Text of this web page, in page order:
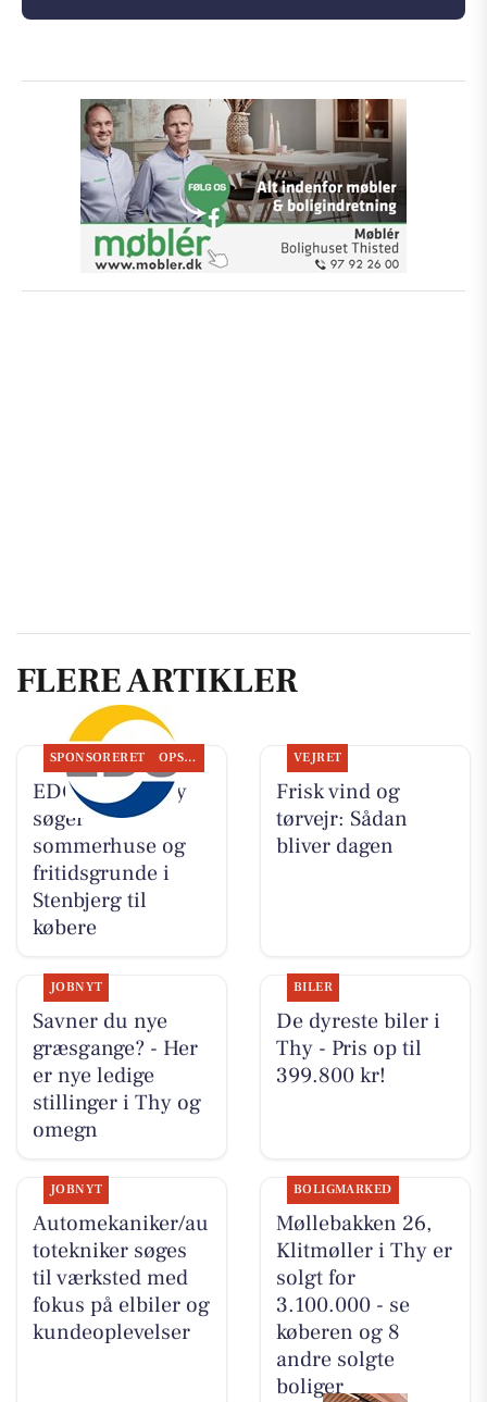
FLERE ARTIKLER
SPONSORERET OPSLAGSTAVLEN
EDC Hurup Thy
søger
sommerhuse og
fritidsgrunde i
Stenbjerg til
købere
VEJRET
Frisk vind og
tørvejr: Sådan
bliver dagen
JOBNYT
Savner du nye
græsgange? - Her
er nye ledige
stillinger i Thy og
omegn
BILER
De dyreste biler i
Thy - Pris op til
399.800 kr!
JOBNYT
Automekaniker/au
totekniker søges
til værksted med
fokus på elbiler og
kundeoplevelser
BOLIGMARKED
Møllebakken 26,
Klitmøller i Thy er
solgt for
3.100.000 - se
køberen og 8
andre solgte
boliger